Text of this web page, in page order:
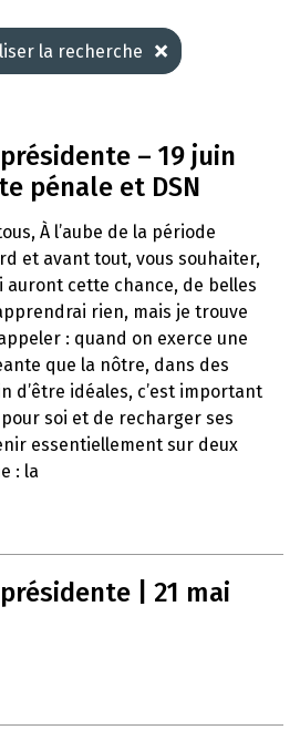
la recherche
– 19 juin
pénale et DSN
À l’aube de la période
et avant tout, vous souhaiter,
auront cette chance, de belles
rien, mais je trouve
: quand on exerce une
que la nôtre, dans des
d’être idéales, c’est important
soi et de recharger ses
essentiellement sur deux
: la
| 21 mai